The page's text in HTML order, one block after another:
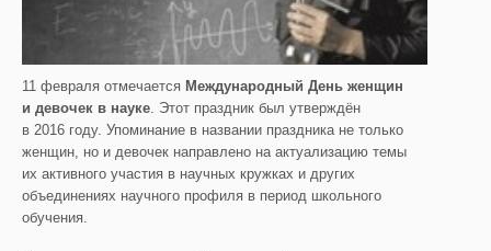
11 февраля отмечается Международный День женщин
и девочек в науке . Этот праздник был утверждён
в 2016 году. Упоминание в названии праздника не только
женщин, но и девочек направлено на актуализацию темы
их активного участия в научных кружках и других
объединениях научного профиля в период школьного
обучения.